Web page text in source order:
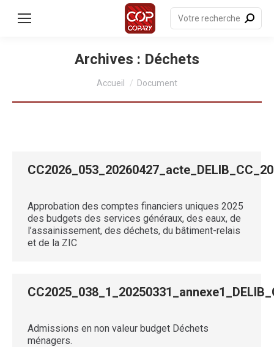
principal
Recherche
:
Archives : Déchets
Accueil Document
Approbation des comptes financiers uniques 2025
des budgets des services généraux, des eaux, de
l’assainissement, des déchets, du bâtiment-relais
et de la ZIC
Admissions en non valeur budget Déchets
ménagers.